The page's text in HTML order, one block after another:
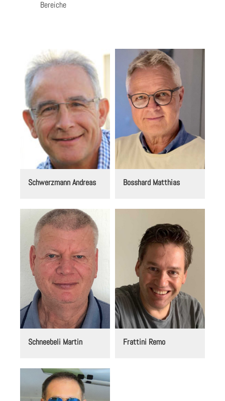
Bereiche
Schwerzmann Andreas Bosshard Matthias
Schneebeli Martin Frattini Remo